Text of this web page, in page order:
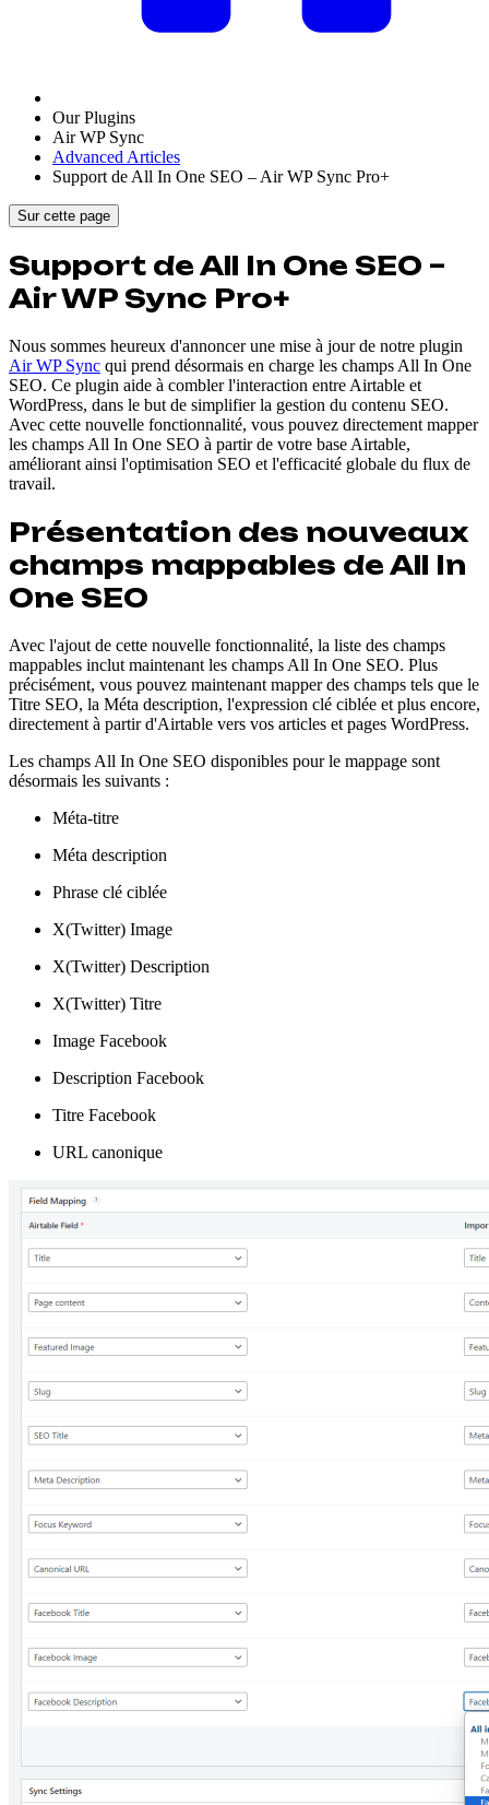
Our Plugins
Air WP Sync
Advanced Articles
Support de All In One SEO – Air WP Sync Pro+
Sur cette page
Support de All In One SEO –
Air WP Sync Pro+
Nous sommes heureux d'annoncer une mise à jour de notre plugin
Air WP Sync qui prend désormais en charge les champs All In One
SEO. Ce plugin aide à combler l'interaction entre Airtable et
WordPress, dans le but de simplifier la gestion du contenu SEO.
Avec cette nouvelle fonctionnalité, vous pouvez directement mapper
les champs All In One SEO à partir de votre base Airtable,
améliorant ainsi l'optimisation SEO et l'efficacité globale du flux de
travail.
Présentation des nouveaux
champs mappables de All In
One SEO
Avec l'ajout de cette nouvelle fonctionnalité, la liste des champs
mappables inclut maintenant les champs All In One SEO. Plus
précisément, vous pouvez maintenant mapper des champs tels que le
Titre SEO, la Méta description, l'expression clé ciblée et plus encore,
directement à partir d'Airtable vers vos articles et pages WordPress.
Les champs All In One SEO disponibles pour le mappage sont
désormais les suivants :
Méta-titre
Méta description
Phrase clé ciblée
X(Twitter) Image
X(Twitter) Description
X(Twitter) Titre
Image Facebook
Description Facebook
Titre Facebook
URL canonique